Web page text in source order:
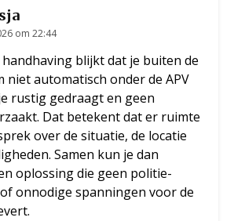
om 22:44
blijkt dat je buiten de
niet automatisch onder de APV
rustig gedraagt en geen
Dat betekent dat er ruimte
over de situatie, de locatie
Samen kun je dan
oplossing die geen politie-
onnodige spanningen voor de